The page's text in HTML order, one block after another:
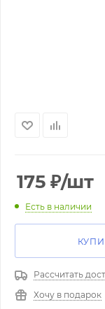
175 ₽/шт
Есть в наличии
Рассчитать
Хочу в подарок